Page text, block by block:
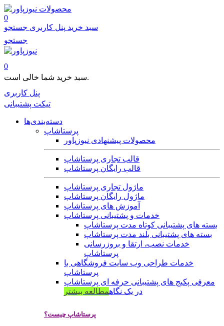
محصولات
0
سبد خرید پنل کاربری جستجو
جستجو
0
سبد خرید شما خالی است.
پنل کاربری
تیکت پشتیبانی
دسته‌بندی‌ها
پرستاشاپ
محصولات پیشنهادی نیوزپاور
قالب تجاری پرستاشاپ
قالب رایگان پرستاشاپ
ماژول تجاری پرستاشاپ
ماژول رایگان پرستاشاپ
آموزش های پرستاشاپ
خدمات و پشتیبانی پرستاشاپ
بسته های پشتیبانی کوتاه مدت پرستاشاپ
بسته های پشتیبانی بلند مدت پرستاشاپ
خدمات نصب، ارتقا و بروزرسانی
پرستاشاپ
خدمات طراحی وب سایت فروشگاهی با
پرستاشاپ
معرفی پکیج های پشتیبانی حرفه ای پرستاشاپ
در یک نگاهمطالعه بیشتر
پرستاشاپ چیست؟